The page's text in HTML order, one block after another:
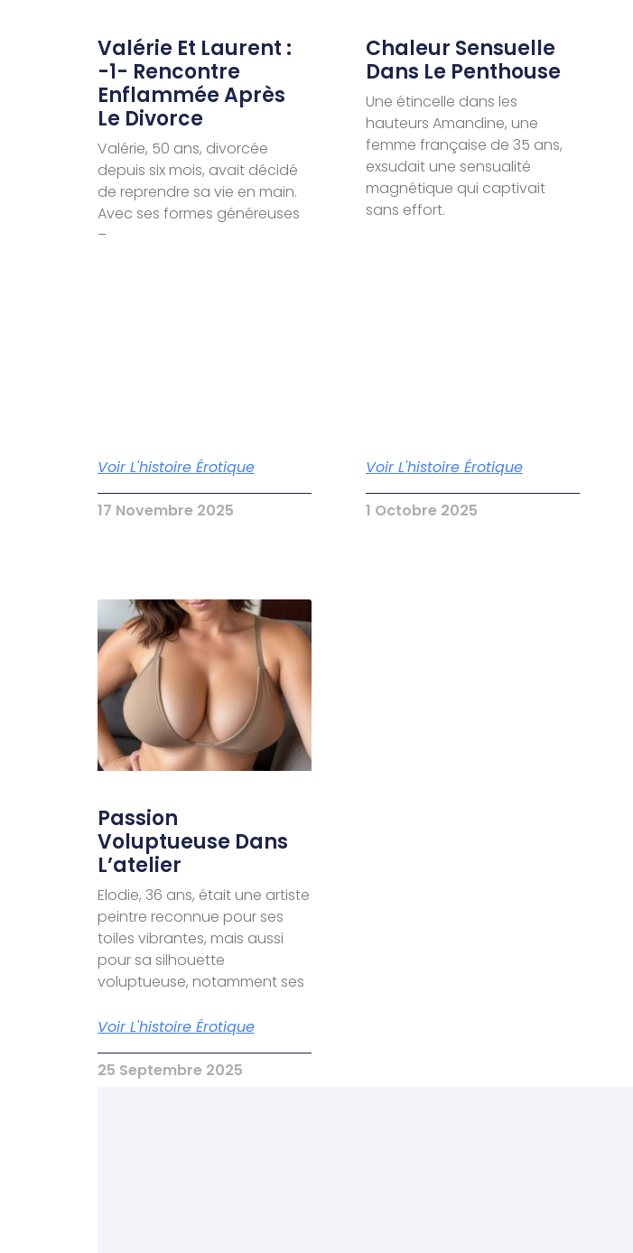
Valérie Et Laurent :
-1- Rencontre
Enflammée Après
Le Divorce
Valérie, 50 ans, divorcée
depuis six mois, avait décidé
de reprendre sa vie en main.
Avec ses formes généreuses
–
Voir L'histoire Érotique
17 Novembre 2025
Chaleur Sensuelle
Dans Le Penthouse
Une étincelle dans les
hauteurs Amandine, une
femme française de 35 ans,
exsudait une sensualité
magnétique qui captivait
sans effort.
Voir L'histoire Érotique
1 Octobre 2025
Passion
Voluptueuse Dans
L’atelier
Elodie, 36 ans, était une artiste
peintre reconnue pour ses
toiles vibrantes, mais aussi
pour sa silhouette
voluptueuse, notamment ses
Voir L'histoire Érotique
25 Septembre 2025